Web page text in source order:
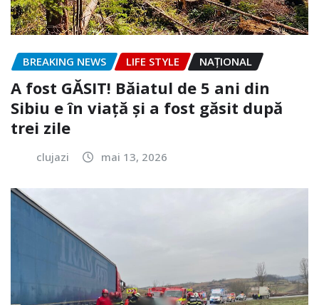
BREAKING NEWS LIFE STYLE NAŢIONAL
A fost GĂSIT! Băiatul de 5 ani din
Sibiu e în viață și a fost găsit după
trei zile
clujazi mai 13, 2026